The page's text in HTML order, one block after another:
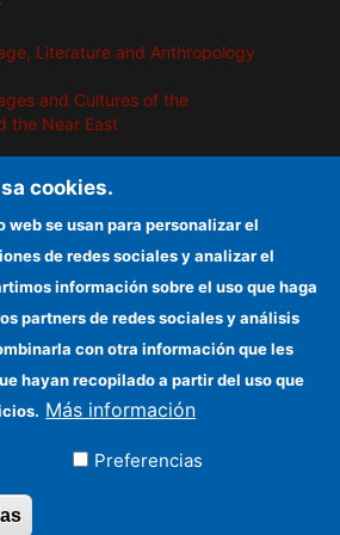
Literature and Anthropology
​​and Cultures of the
the Near East
and Goods
cookies.
web se usan para personalizar el
de redes sociales y analizar el
información sobre el uso que haga
partners de redes sociales y análisis
con otra información que les
hayan recopilado a partir del uso que
Más información
Preferencias